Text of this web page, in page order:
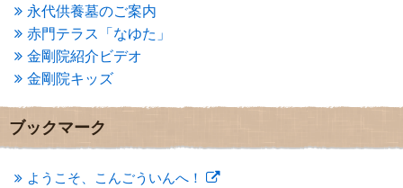
2013年5月(13)
2013年4月(1)
2013年3月 (4)
2013年2月(6)
2013年1月(6)
2012年12月(7)
2012年11月(7)
2012年10月
2012年8月
(9)
永代供養墓のご案内
赤門テラス「なゆた」
金剛院紹介ビデオ
金剛院キッズ
ブックマーク
ようこそ、こんごういんへ！